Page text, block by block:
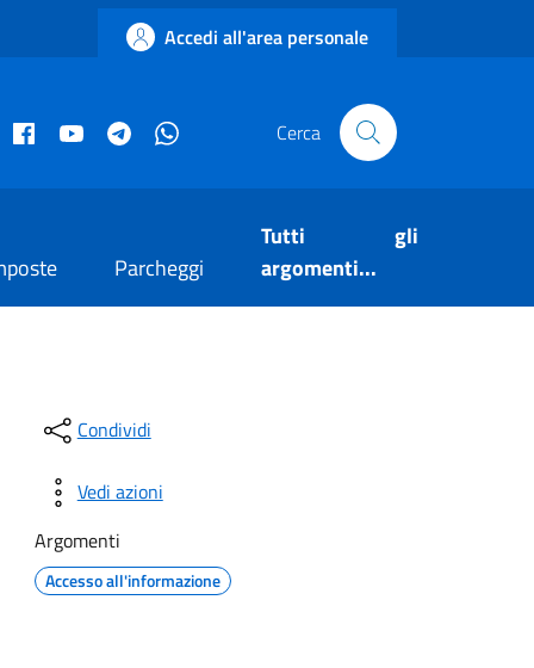
Accedi all'area personale
istituzionale
Facebook museo civico
YouTube Telegram Cerca
Parcheggi
Tutti gli
argomenti...
Condividi
Vedi azioni
Argomenti
Accesso all'informazione